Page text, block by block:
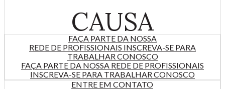
CAUSA
FAÇA PARTE DA NOSSA
REDE DE PROFISSIONAIS INSCREVA-SE PARA
TRABALHAR CONOSCO
FAÇA PARTE DA NOSSA REDE DE PROFISSIONAIS
INSCREVA-SE PARA TRABALHAR CONOSCO
ENTRE EM CONTATO